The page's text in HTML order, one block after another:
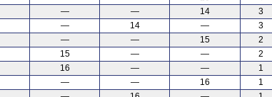
— — 14
3
— 14 —
3
— — 15
2
15 — —
2
16 — —
1
— — 16
1